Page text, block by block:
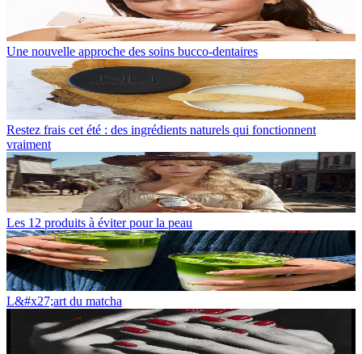
Une nouvelle approche des soins bucco-dentaires
Restez frais cet été : des ingrédients naturels qui fonctionnent
vraiment
Les 12 produits à éviter pour la peau
L&#x27;art du matcha